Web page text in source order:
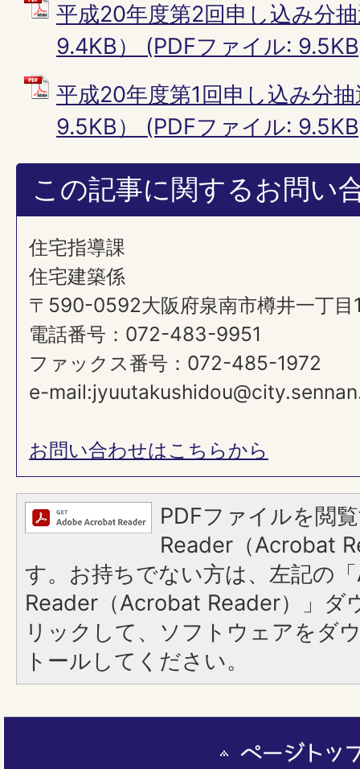
平成20年度第2回申し込み分
9.4KB） (PDFファイル:
平成20年度第1回申し込み分
9.5KB） (PDFファイル:
この記事に関するお問い
住宅指導課
住宅建築係
〒590-0592大阪府泉南市樽井一丁目
電話番号：072-483-9951
ファックス番号：072-485-1972
e-
お問い合わせはこちらから
PDFファイルを閲
Reader（Acrobat
す。お持ちでない方は、左記の
Reader（Acrobat Reader）」ダ
リックして、ソフトウェアをダ
トールしてください。